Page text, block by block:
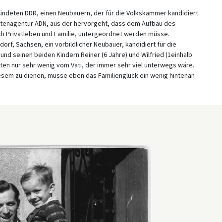
DDR, einen Neubauern, der für die Volkskammer kandidiert.
ADN, aus der hervorgeht, dass dem Aufbau des
Privatleben und Familie, untergeordnet werden müsse.
Sachsen, ein vorbildlicher Neubauer, kandidiert für die
seinen beiden Kindern Reiner (6 Jahre) und Wilfried (1einhalb
nur sehr wenig vom Vati, der immer sehr viel unterwegs wäre.
zu dienen, müsse eben das Familienglück ein wenig hintenan